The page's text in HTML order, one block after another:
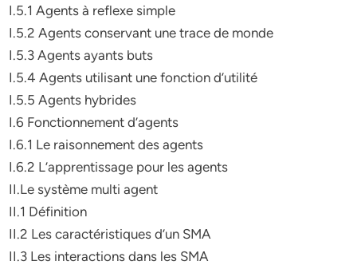
I.5.1 Agents à reflexe simple
I.5.2 Agents conservant une trace de monde
I.5.3 Agents ayants buts
I.5.4 Agents utilisant une fonction d’utilité
I.5.5 Agents hybrides
I.6 Fonctionnement d’agents
I.6.1 Le raisonnement des agents
I.6.2 L’apprentissage pour les agents
II.Le système multi agent
II.1 Définition
II.2 Les caractéristiques d’un SMA
II.3 Les interactions dans les SMA